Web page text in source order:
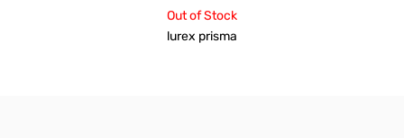
Out of Stock
lurex prisma